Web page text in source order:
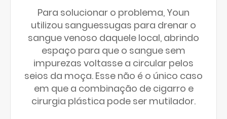
Para solucionar o problema, Youn
utilizou sanguessugas para drenar o
sangue venoso daquele local, abrindo
espaço para que o sangue sem
impurezas voltasse a circular pelos
seios da moça. Esse não é o único caso
em que a combinação de cigarro e
cirurgia plástica pode ser mutilador.